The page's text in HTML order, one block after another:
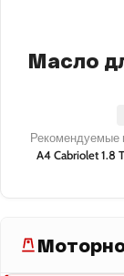
Масло
Рекомендуемые
A4 Cabriolet 1.8